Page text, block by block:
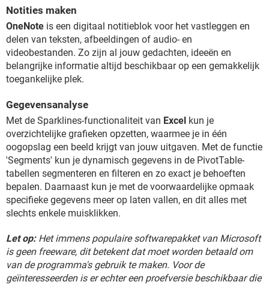
Notities maken
OneNote is een digitaal notitieblok voor het vastleggen en
delen van teksten, afbeeldingen of audio- en
videobestanden. Zo zijn al jouw gedachten, ideeën en
belangrijke informatie altijd beschikbaar op een gemakkelijk
toegankelijke plek.
Gegevensanalyse
Met de Sparklines-functionaliteit van Excel kun je
overzichtelijke grafieken opzetten, waarmee je in één
oogopslag een beeld krijgt van jouw uitgaven. Met de functie
'Segments' kun je dynamisch gegevens in de PivotTable-
tabellen segmenteren en filteren en zo exact je behoeften
bepalen. Daarnaast kun je met de voorwaardelijke opmaak
specifieke gegevens meer op laten vallen, en dit alles met
slechts enkele muisklikken.
Let op:Het immens populaire softwarepakket van Microsoft
is geen freeware, dit betekent dat moet worden betaald om
van de programma's gebruik te maken. Voor de
geïnteresseerden is er echter een proefversie beschikbaar die